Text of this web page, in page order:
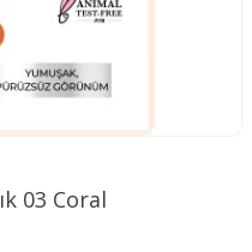
03 Coral